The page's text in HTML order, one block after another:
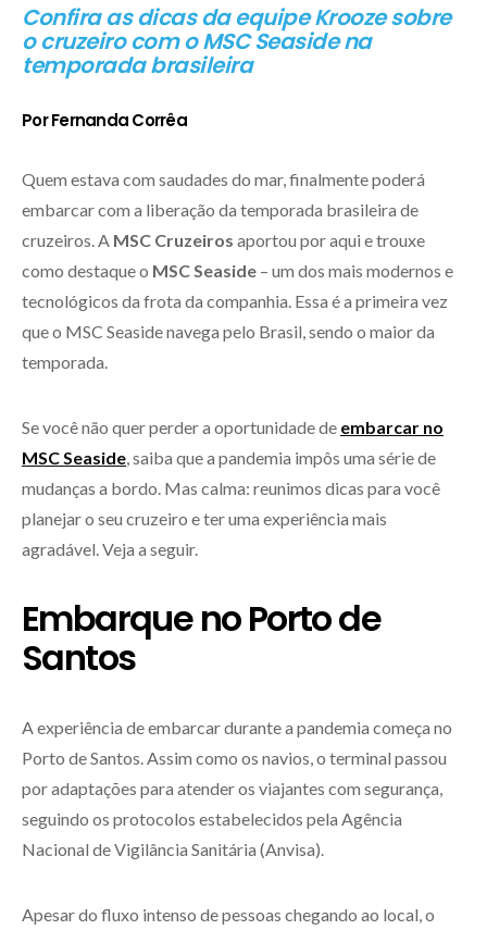
Confira as dicas da equipe Krooze sobre
o cruzeiro com o MSC Seaside na
temporada brasileira
Por Fernanda Corrêa
Quem estava com saudades do mar, finalmente poderá
embarcar com a liberação da temporada brasileira de
cruzeiros. A MSC Cruzeiros aportou por aqui e trouxe
como destaque o MSC Seaside – um dos mais modernos e
tecnológicos da frota da companhia. Essa é a primeira vez
que o MSC Seaside navega pelo Brasil, sendo o maior da
temporada.
Se você não quer perder a oportunidade de embarcar no
MSC Seaside , saiba que a pandemia impôs uma série de
mudanças a bordo. Mas calma: reunimos dicas para você
planejar o seu cruzeiro e ter uma experiência mais
agradável. Veja a seguir.
Embarque no Porto de
Santos
A experiência de embarcar durante a pandemia começa no
Porto de Santos. Assim como os navios, o terminal passou
por adaptações para atender os viajantes com segurança,
seguindo os protocolos estabelecidos pela Agência
Nacional de Vigilância Sanitária (Anvisa).
Apesar do fluxo intenso de pessoas chegando ao local, o